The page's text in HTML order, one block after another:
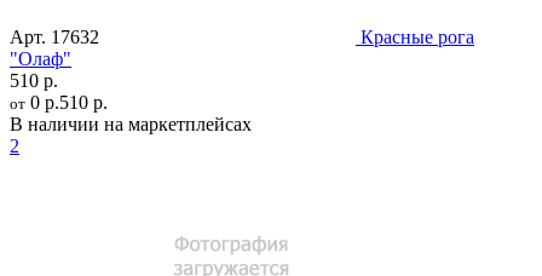
Арт. 17632
Красные рога
"Олаф"
510 р.
от 0 р.510 р.
В наличии на маркетплейсах
2